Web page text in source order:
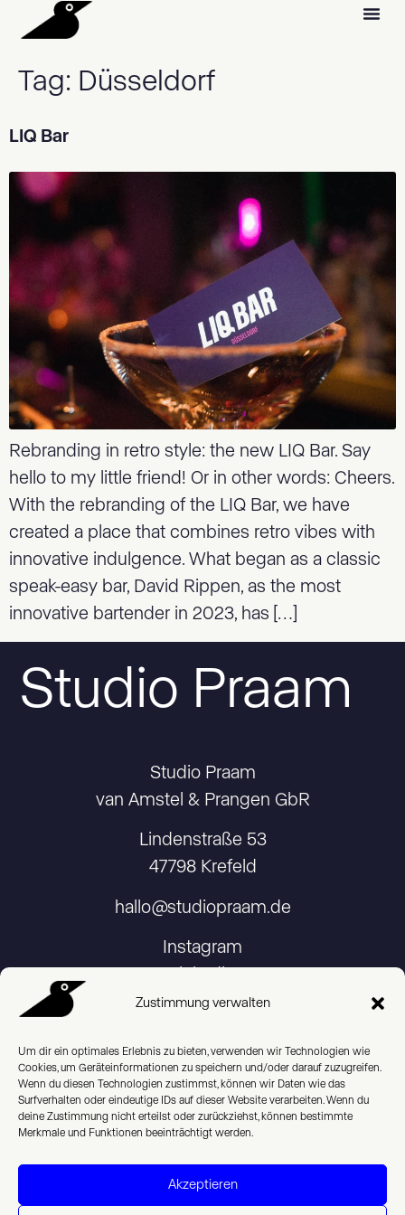
Zustimmung verwalten
Um dir ein optimales Erlebnis zu bieten, verwenden wir Technologien wie
Cookies, um Geräteinformationen zu speichern und/oder darauf zuzugreifen.
Wenn du diesen Technologien zustimmst, können wir Daten wie das
Surfverhalten oder eindeutige IDs auf dieser Website verarbeiten. Wenn du
deine Zustimmung nicht erteilst oder zurückziehst, können bestimmte
Merkmale und Funktionen beeinträchtigt werden.
Akzeptieren
Tag: Düsseldorf
LIQ Bar
Rebranding in retro style: the new LIQ Bar. Say
hello to my little friend! Or in other words: Cheers.
With the rebranding of the LIQ Bar, we have
created a place that combines retro vibes with
innovative indulgence. What began as a classic
speak-easy bar, David Rippen, as the most
innovative bartender in 2023, has […]
Studio Praam
Studio Praam
van Amstel & Prangen GbR
Lindenstraße 53
47798 Krefeld
hallo@studiopraam.de
Instagram
Imprint
Privacy Policy
Cookie Policy (EU)
Deutsch